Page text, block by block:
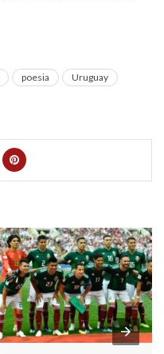
poesia Uruguay